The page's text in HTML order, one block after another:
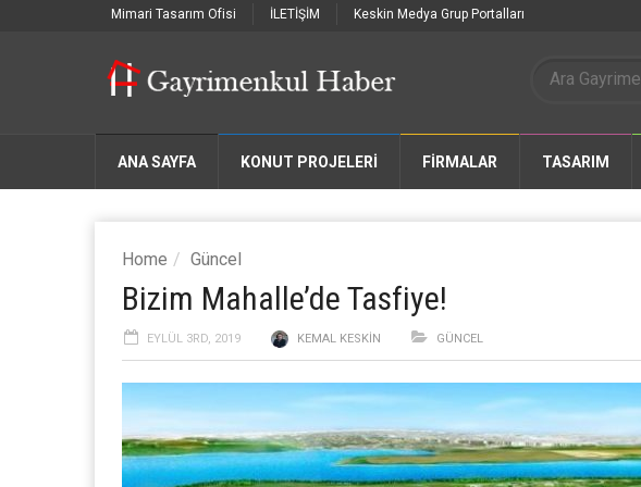
Mimari Tasarım Ofisi İLETİŞİM Keskin Medya Grup Portalları
ANA SAYFA KONUT PROJELERİ FIRMALAR TASARIM
Home Güncel
Bizim Mahalle’de Tasfiye!
EYLÜL 3RD, 2019 KEMAL KESKIN GÜNCEL